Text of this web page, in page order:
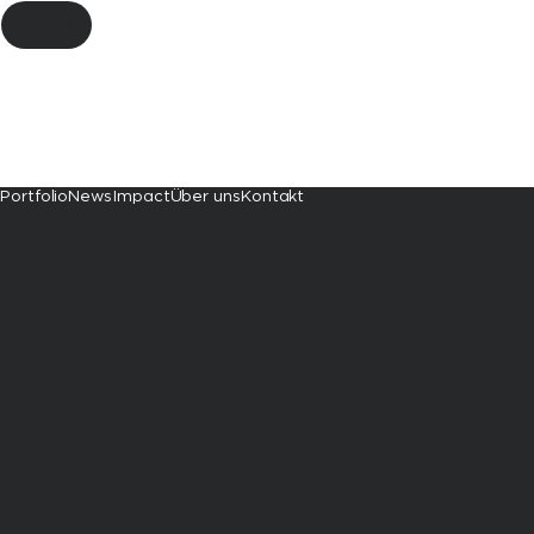
Portfolio News ImpactÜber uns Kontakt